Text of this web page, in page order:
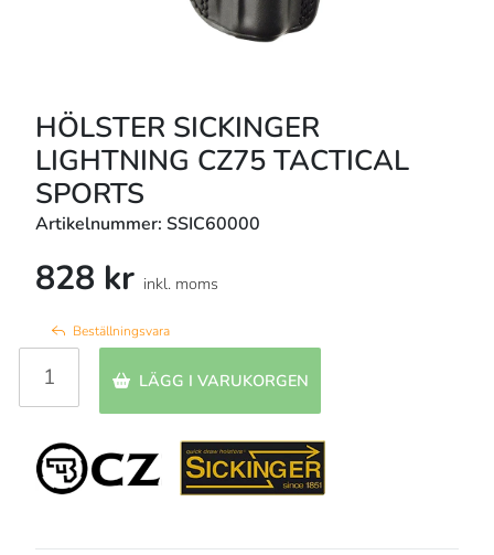
HÖLSTER SICKINGER
LIGHTNING CZ75 TACTICAL
SPORTS
Artikelnummer: SSIC60000
828 kr inkl. moms
Beställningsvara
LÄGG I VARUKORGEN